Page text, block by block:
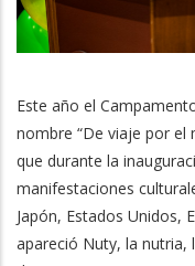
Este año el
nombre “De viaje por el
que durante la
manifestaciones
Japón, Estados Unidos,
apareció Nuty, la